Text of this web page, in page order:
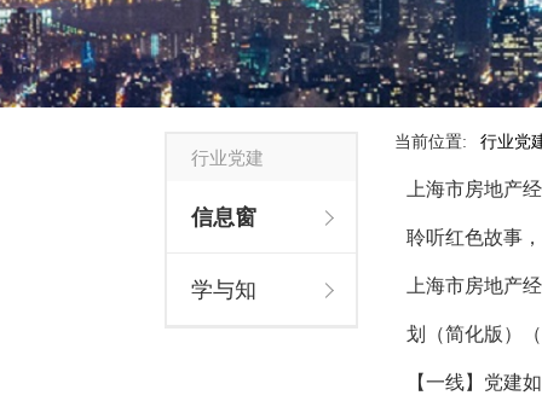
行业党建
信息窗
学与知
当前位置: 行业党
上海市房地产
聆听红色故事
上海市房地产
划（简化版）
【一线】党建